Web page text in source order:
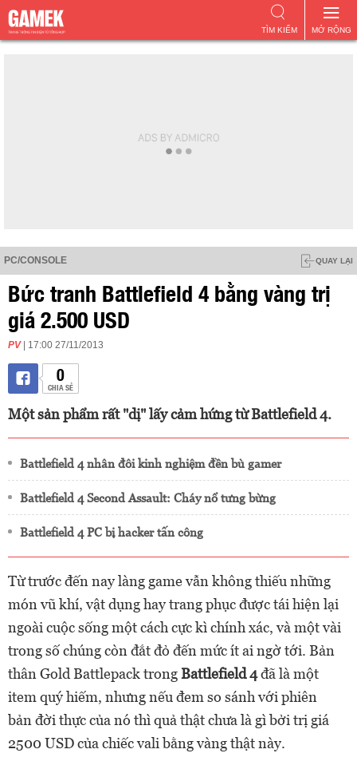
MỞ RỘNG
TÌM KIẾM
PC/CONSOLE QUAY LẠI
Bức tranh Battlefield 4 bằng vàng trị
giá 2.500 USD
PV | 17:00 27/11/2013
0
CHIA SẺ
Một sản phẩm rất "dị" lấy cảm hứng từ Battlefield 4.
Battlefield 4 nhân đôi kinh nghiệm đền bù gamer
Battlefield 4 Second Assault: Cháy nổ tưng bừng
Battlefield 4 PC bị hacker tấn công
Từ trước đến nay làng game vẫn không thiếu những
món vũ khí, vật dụng hay trang phục được tái hiện lại
ngoài cuộc sống một cách cực kì chính xác, và một vài
trong số chúng còn đắt đỏ đến mức ít ai ngờ tới. Bản
thân Gold Battlepack trongBattlefield 4đã là một
item quý hiếm, nhưng nếu đem so sánh với phiên
bản đời thực của nó thì quả thật chưa là gì bởi trị giá
2500 USD của chiếc vali bằng vàng thật này.